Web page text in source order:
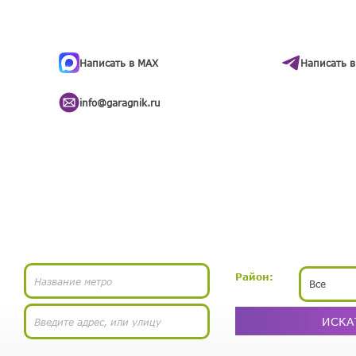
Написать в MAX Написать
info@garagnik.ru
Район:
Все